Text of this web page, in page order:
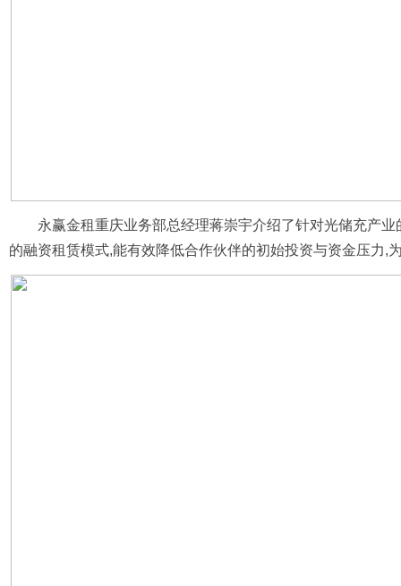
永赢金租重庆业务部总经理蒋崇宇介绍了针对光储充产
的融资租赁模式,能有效降低合作伙伴的初始投资与资金压力,